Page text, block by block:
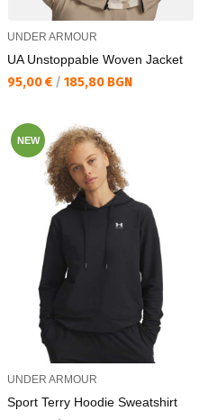
UNDER ARMOUR
UA Unstoppable Woven Jacket
Текуща цена:
95,00 € / 185,80 BGN
NEW
UNDER ARMOUR
Sport Terry Hoodie Sweatshirt